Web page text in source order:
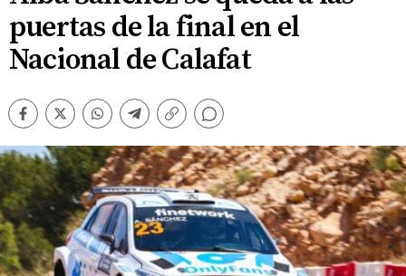
puertas de la final en el
Nacional de Calafat
Facebook
TwitterWhatsappTelegram
Copiar
Comentarios